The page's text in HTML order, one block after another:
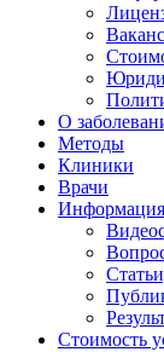
О
Методы
Клиники
Врачи
Информация
Стоимость